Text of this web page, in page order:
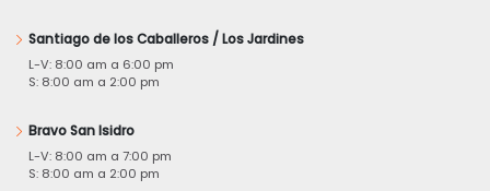
Santiago de los Caballeros / Los Jardines
L-V: 8:00 am a 6:00 pm
S: 8:00 am a 2:00 pm
Bravo San Isidro
L-V: 8:00 am a 7:00 pm
S: 8:00 am a 2:00 pm